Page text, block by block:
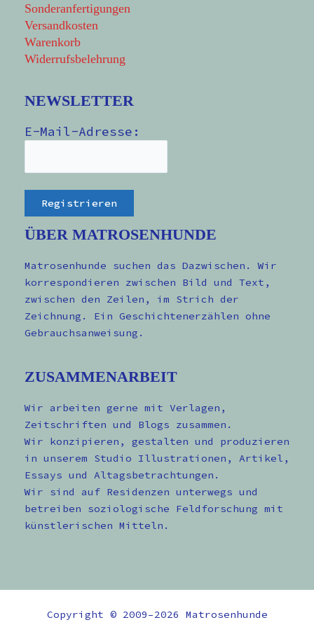
Sonderanfertigungen
Versandkosten
Warenkorb
Widerrufsbelehrung
NEWSLETTER
E-Mail-Adresse:
ÜBER MATROSENHUNDE
Matrosenhunde suchen das Dazwischen. Wir
korrespondieren zwischen Bild und Text,
zwischen den Zeilen, im Strich der
Zeichnung. Ein Geschichtenerzählen ohne
Gebrauchsanweisung.
ZUSAMMENARBEIT
Wir arbeiten gerne mit Verlagen,
Zeitschriften und Blogs zusammen.
Wir konzipieren, gestalten und produzieren
in unserem Studio Illustrationen, Artikel,
Essays und Altagsbetrachtungen.
Wir sind auf Residenzen unterwegs und
betreiben soziologische Feldforschung mit
künstlerischen Mitteln.
Copyright © 2009–2026 Matrosenhunde